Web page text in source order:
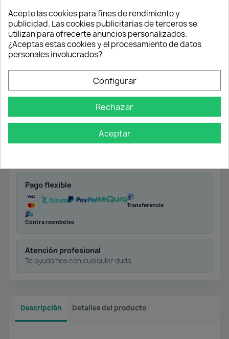
Medida: 4,5x40
Tornillo universal rosca completa.
Cabeza plana.
Ranura en cruz Z2. Punta 4CUT.
Acabado Yellox.
Caja 500 unidades
Envío gratuito
Pago flexible
Transferencia
Contra reembolso
Atención profesional
Te ayudamos con cualquier duda
Descripción Detalles del producto
Acepte las cookies para fines de rendimiento y
publicidad. Las cookies publicitarias de terceros se
utilizan para ofrecerte anuncios personalizados.
¿Aceptas estas cookies y el procesamiento de datos
personales involucrados?
Configurar
Rechazar
Aceptar